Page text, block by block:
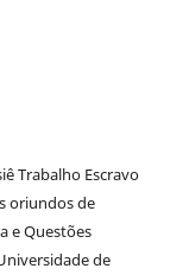
Trabalho Escravo
oriundos de
e Questões
de